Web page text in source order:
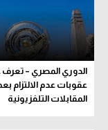
الدوري المصري – تعرف
عقوبات عدم الالتزام
المقابلات التلفزيونية